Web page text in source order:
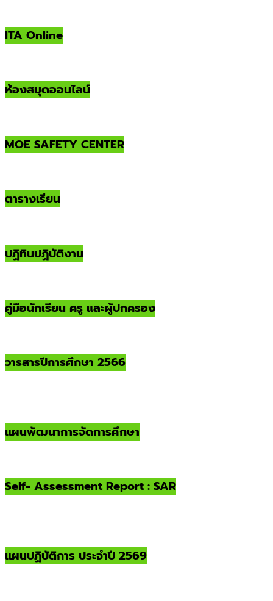
ITA Online
ห้องสมุดออนไลน์
MOE SAFETY CENTER
ตารางเรียน
ปฏิทินปฏิบัติงาน
คู่มือนักเรียน ครู และผู้ปกครอง
วารสารปีการศึกษา 2566
แผนพัฒนาการจัดการศึกษา
Self- Assessment Report : SAR
แผนปฏิบัติการ ประจำปี 2569